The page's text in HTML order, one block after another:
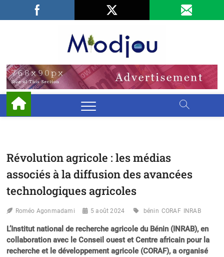
Facebook
LinkedIn
Révolution agricole : les médias
associés à la diffusion des avancées
technologiques agricoles
Roméo Agonmadami 5 août 2024 bénin CORAF INRAB
L’Institut national de recherche agricole du Bénin (INRAB), en
collaboration avec le Conseil ouest et Centre africain pour la
recherche et le développement agricole (CORAF), a organisé